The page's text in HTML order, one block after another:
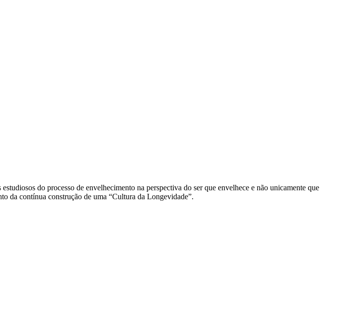
do processo de envelhecimento na perspectiva do ser que envelhece e não unicamente que
da contínua construção de uma “Cultura da Longevidade”.